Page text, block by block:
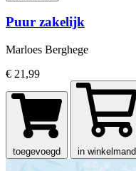
Puur zakelijk
Marloes Berghege
€ 21,99
toegevoegd in winkelmand